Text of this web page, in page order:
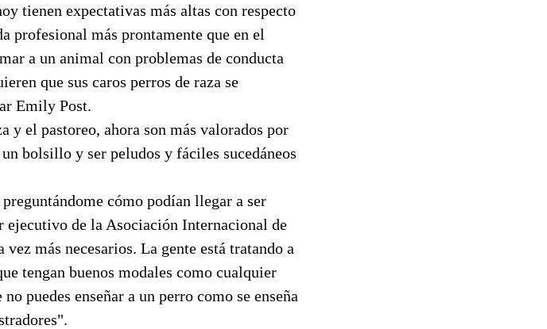
tienen expectativas más altas con respecto
profesional más prontamente que en el
a un animal con problemas de conducta
que sus caros perros de raza se
Emily Post.
y el pastoreo, ahora son más valorados por
bolsillo y ser peludos y fáciles sucedáneos
cómo podían llegar a ser
de la Asociación Internacional de
más necesarios. La gente está tratando a
tengan buenos modales como cualquier
puedes enseñar a un perro como se enseña